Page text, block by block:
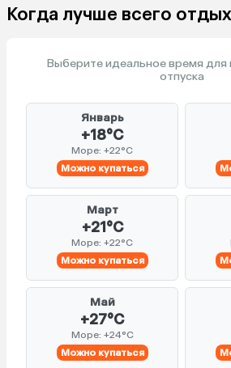
Когда лучше всего
Выберите идеальное время для
отпуска
Январь
+18°C
Море: +22°C
Можно купаться
Март
+21°C
Море: +22°C
Можно купаться
Май
+27°C
Море: +24°C
Можно купаться